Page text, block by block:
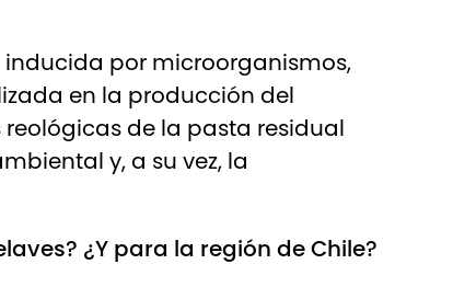
por microorganismos,
en la producción del
de la pasta residual
y, a su vez, la
¿Y para la región de Chile?